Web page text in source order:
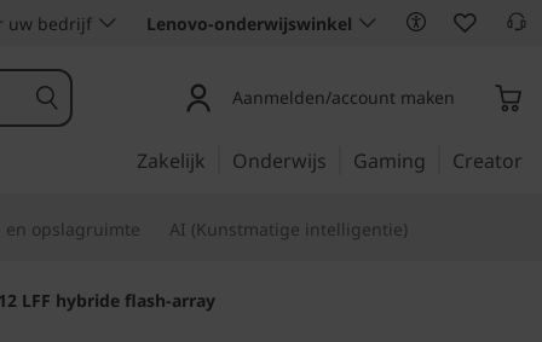
uw bedrijf Lenovo-onderwijswinkel
Aanmelden/account maken
Zakelijk Onderwijs Gaming Creator
en opslagruimte AI (Kunstmatige intelligentie)
LFF hybride flash-array